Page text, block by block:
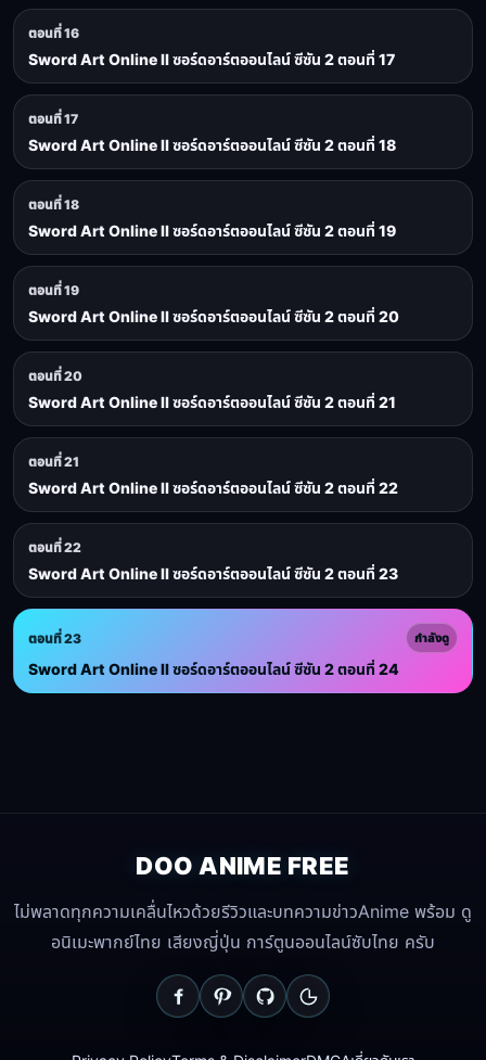
ตอนที่ 16
Sword Art Online II ซอร์ดอาร์ตออนไลน์ ซีซัน 2 ตอนที่ 17
ตอนที่ 17
Sword Art Online II ซอร์ดอาร์ตออนไลน์ ซีซัน 2 ตอนที่ 18
ตอนที่ 18
Sword Art Online II ซอร์ดอาร์ตออนไลน์ ซีซัน 2 ตอนที่ 19
ตอนที่ 19
Sword Art Online II ซอร์ดอาร์ตออนไลน์ ซีซัน 2 ตอนที่ 20
ตอนที่ 20
Sword Art Online II ซอร์ดอาร์ตออนไลน์ ซีซัน 2 ตอนที่ 21
ตอนที่ 21
Sword Art Online II ซอร์ดอาร์ตออนไลน์ ซีซัน 2 ตอนที่ 22
ตอนที่ 22
Sword Art Online II ซอร์ดอาร์ตออนไลน์ ซีซัน 2 ตอนที่ 23
ตอนที่ 23 กำลังดู
Sword Art Online II ซอร์ดอาร์ตออนไลน์ ซีซัน 2 ตอนที่ 24
DOO ANIME FREE
ไม่พลาดทุกความเคลื่นไหวด้วยรีวิวและบทความข่าวAnime พร้อม ดู
อนิเมะพากย์ไทย เสียงญี่ปุ่น การ์ตูนออนไลน์ซับไทย ครับ